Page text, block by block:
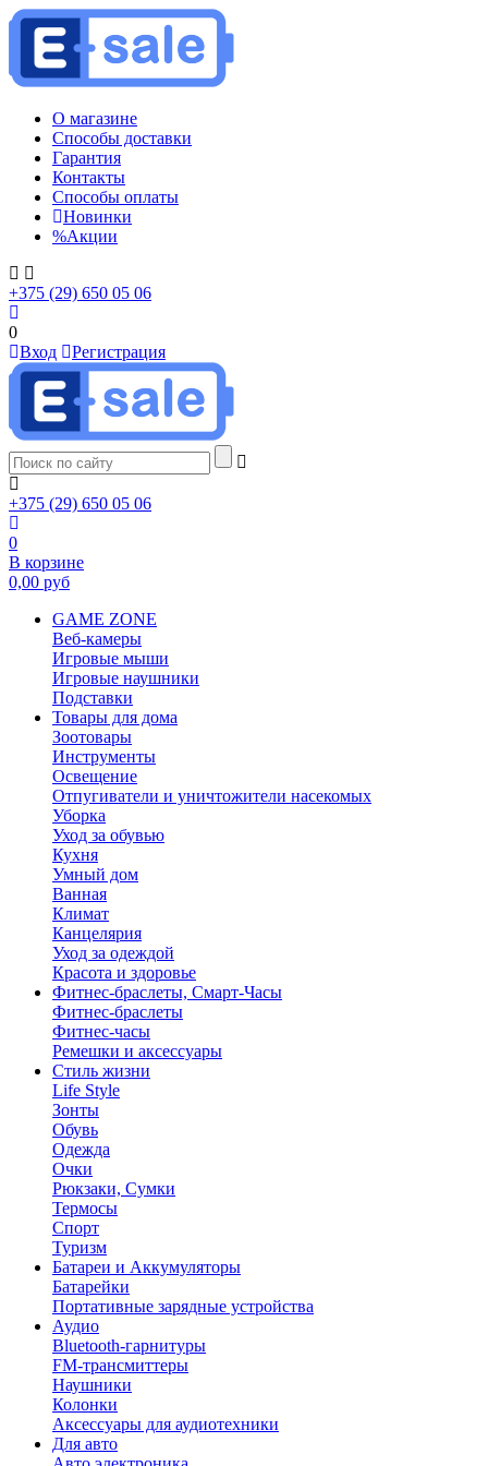
О магазине
Способы доставки
Гарантия
Контакты
Способы оплаты
Новинки
%Акции
+375 (29) 650 05 06
0
Вход
Регистрация
+375 (29) 650 05 06
0
В корзине
0,00 руб
GAME ZONE
Веб-камеры
Игровые мыши
Игровые наушники
Подставки
Товары для дома
Зоотовары
Инструменты
Освещение
Отпугиватели и уничтожители насекомых
Уборка
Уход за обувью
Кухня
Умный дом
Ванная
Климат
Канцелярия
Уход за одеждой
Красота и здоровье
Фитнес-браслеты, Смарт-Часы
Фитнес-браслеты
Фитнес-часы
Ремешки и аксессуары
Стиль жизни
Life Style
Зонты
Обувь
Одежда
Очки
Рюкзаки, Сумки
Термосы
Спорт
Туризм
Батареи и Аккумуляторы
Батарейки
Портативные зарядные устройства
Аудио
Bluetooth-гарнитуры
FM-трансмиттеры
Наушники
Колонки
Аксессуары для аудиотехники
Для авто